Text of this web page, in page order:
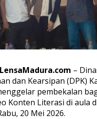
e
s
t
L
m
b
a
V
LensaMadura.com –
dan Kearsipan (DPK)
pembekalan
Konten Literasi di aula
20 Mei 2026.